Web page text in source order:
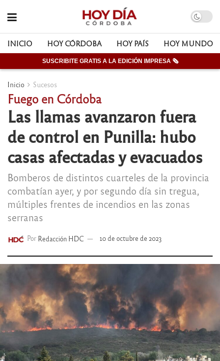
INICIO HOY CÓRDOBA HOY PAÍS HOY MUNDO
SUSCRIBITE GRATIS A LA EDICIÓN IMPRESA 🗞
Inicio Sucesos
Fuego en Córdoba
Las llamas avanzaron fuera
de control en Punilla: hubo
casas afectadas y evacuados
Bomberos de distintos cuarteles de la provincia
combatían ayer, y por segundo día sin tregua,
múltiples frentes de incendios en las zonas
serranas
Por Redacción HDC 10 de octubre de 2023